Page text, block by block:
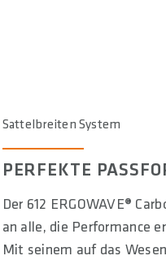
Sattelbreiten System
PERFEKTE
Der 612 ERGOWAVE®
an alle, die Performance
Mit seinem auf das